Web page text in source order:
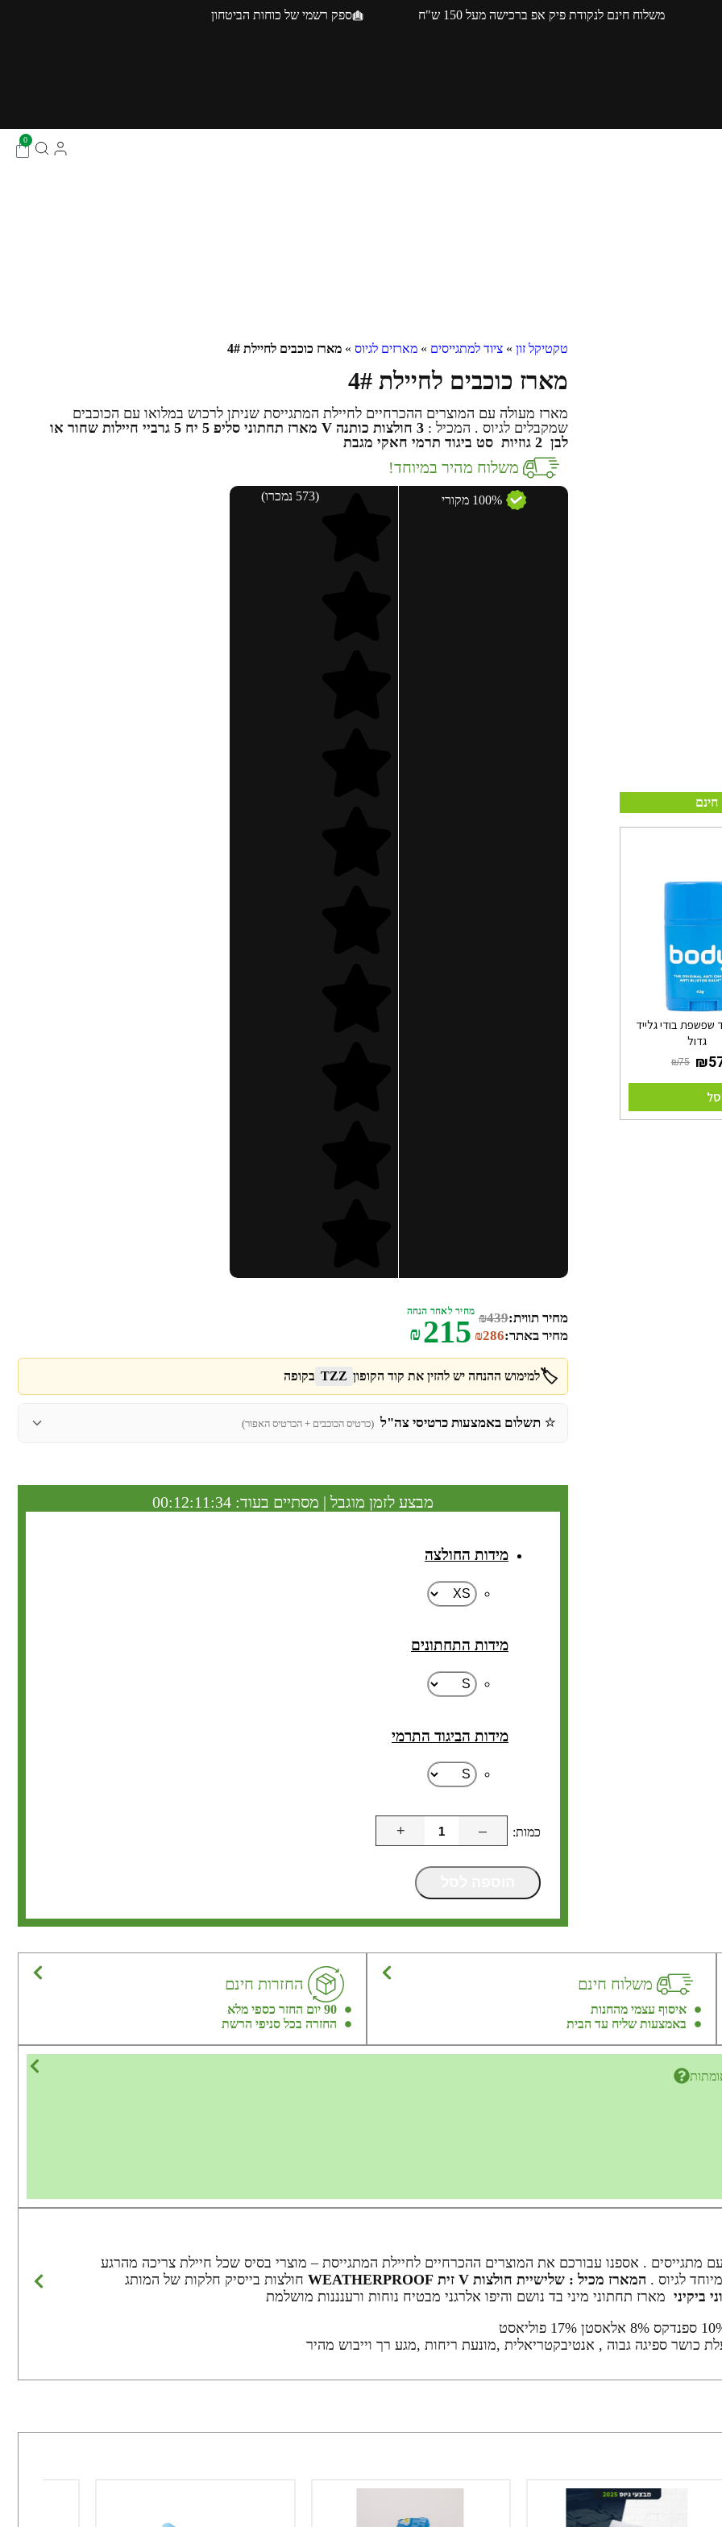
משלוח חינם לנקודת פיק אפ ברכישה מעל 150 ש"ח ספק רשמי של כוחות הביטחון
0
שפשפת בודי גלייד
גדול
טקטיקל זון » ציוד למתגייסים » מארזים לגיוס » מארז כוכבים לחיילת 4#
מארז כוכבים לחיילת 4#
מארז מעולה עם המוצרים ההכרחיים לחיילת המתגייסת שניתן לרכוש במלואו עם הכוכבים
שמקבלים לגיוס . המכיל : 3 חולצות כותנה V מארז תחתוני סליפ 5 יח
5 גרביי חיילות שחור או
לבן 2 גוזיות סט ביגוד תרמי חאקי מגבת
משלוח מהיר במיוחד!
100% מקורי (573 נמכרו)
מחיר תווית: ₪439
מחיר באתר:
₪286
מחיר לאחר הנחה
₪215
🏷️למימוש ההנחה יש להזין את קוד הקופון TZZ בקופה
⭐ תשלום באמצעות כרטיסי צה"ל (כרטיס הכוכבים + הכרטיס האפור)
מבצע לזמן מוגבל | מסתיים בעוד: 00:12:11:33
מידות החולצה
מידות התחתונים
מידות הביגוד התרמי
–
+
משלוח חינם
איסוף עצמי מהחנות
באמצעות שליח עד הבית
החזרות חינם
90 יום החזר כספי מלא
החזרה בכל סניפי הרשת
מתגייסים . אספנו עבורכם את המוצרים ההכרחיים לחיילת המתגייסת – מוצרי בסיס שכל חיילת צריכה מהרגע
לגיוס . המארז מכיל : שלישיית חולצות V זית WEATHERPROOF
חולצות בייסיק חלקות של המותג
ביקיני מארז תחתוני מיני בד נושם והיפו אלרגני מבטיח נוחות ורענננות מושלמת
כושר ספיגה גבוה , אנטיבקטריאלית ,מונעת ריחות ,מגע רך וייבוש מהיר